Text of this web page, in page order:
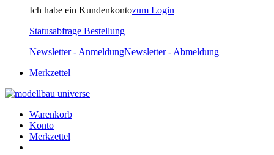
Ich habe ein Kundenkontozum Login
Statusabfrage Bestellung
Newsletter - AnmeldungNewsletter - Abmeldung
Merkzettel
Warenkorb
Konto
Merkzettel